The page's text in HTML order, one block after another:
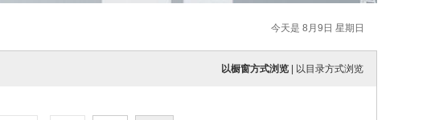
今天是 8月9日 星期日
以橱窗方式浏览 以目录方式浏览